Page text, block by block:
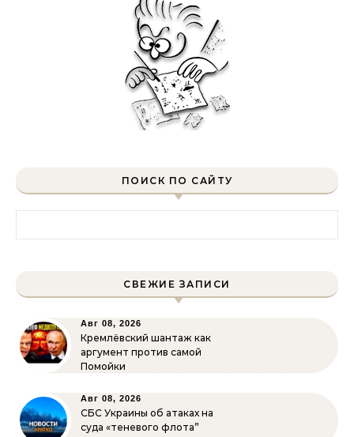
ПОИСК ПО САЙТУ
СВЕЖИЕ ЗАПИСИ
Авг 08, 2026
Кремлёвский шантаж как
аргумент против самой
Помойки
Авг 08, 2026
СБС Украины об атаках на
суда «теневого флота”